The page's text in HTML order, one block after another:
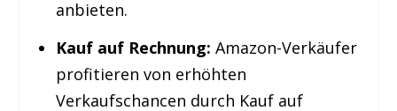
anbieten.
Kauf auf Rechnung: Amazon-Verkäufer
profitieren von erhöhten
Verkaufschancen durch Kauf auf